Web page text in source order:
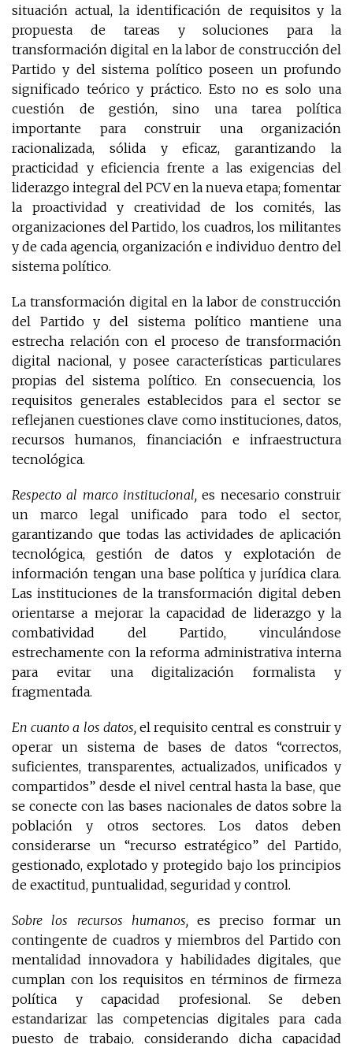
situación actual, la identificación de requisitos y la
propuesta de tareas y soluciones para la
transformación digital en la labor de construcción del
Partido y del sistema político poseen un profundo
significado teórico y práctico. Esto no es solo una
cuestión de gestión, sino una tarea política
importante para construir una organización
racionalizada, sólida y eficaz, garantizando la
practicidad y eficiencia frente a las exigencias del
liderazgo integral del PCV en la nueva etapa; fomentar
la proactividad y creatividad de los comités, las
organizaciones del Partido, los cuadros, los militantes
y de cada agencia, organización e individuo dentro del
sistema político.
La transformación digital en la labor de construcción
del Partido y del sistema político mantiene una
estrecha relación con el proceso de transformación
digital nacional, y posee características particulares
propias del sistema político. En consecuencia, los
requisitos generales establecidos para el sector se
reflejanen cuestiones clave como instituciones, datos,
recursos humanos, financiación e infraestructura
tecnológica.
Respecto al marco institucional, es necesario construir
un marco legal unificado para todo el sector,
garantizando que todas las actividades de aplicación
tecnológica, gestión de datos y explotación de
información tengan una base política y jurídica clara.
Las instituciones de la transformación digital deben
orientarse a mejorar la capacidad de liderazgo y la
combatividad del Partido, vinculándose
estrechamente con la reforma administrativa interna
para evitar una digitalización formalista y
fragmentada.
En cuanto a los datos, el requisito central es construir y
operar un sistema de bases de datos “correctos,
suficientes, transparentes, actualizados, unificados y
compartidos” desde el nivel central hasta la base, que
se conecte con las bases nacionales de datos sobre la
población y otros sectores. Los datos deben
considerarse un “recurso estratégico” del Partido,
gestionado, explotado y protegido bajo los principios
de exactitud, puntualidad, seguridad y control.
Sobre los recursos humanos, es preciso formar un
contingente de cuadros y miembros del Partido con
mentalidad innovadora y habilidades digitales, que
cumplan con los requisitos en términos de firmeza
política y capacidad profesional. Se deben
estandarizar las competencias digitales para cada
puesto de trabajo, considerando dicha capacidad